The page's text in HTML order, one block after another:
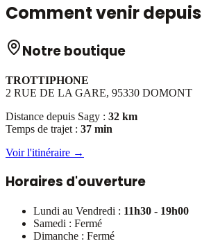
Comment venir depuis
Notre boutique
TROTTIPHONE
2 RUE DE LA GARE, 95330 DOMONT
Distance depuis Sagy : 32 km
Temps de trajet : 37 min
Voir l'itinéraire →
Horaires d'ouverture
Lundi au Vendredi : 11h30 - 19h00
Samedi : Fermé
Dimanche : Fermé